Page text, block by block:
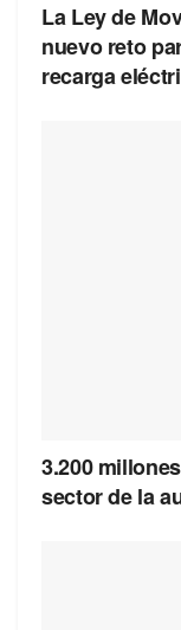
La Ley de
nuevo reto
recarga
3.200
sector de la